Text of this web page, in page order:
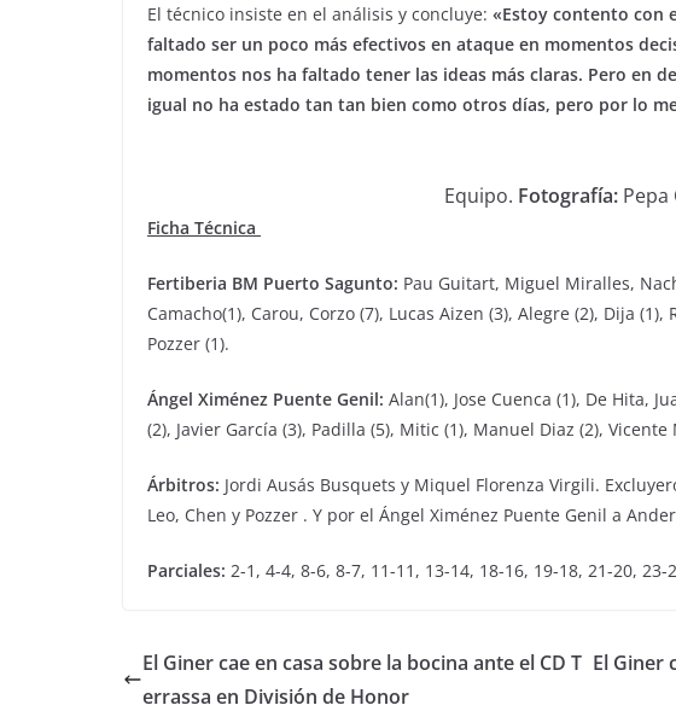
El técnico insiste en el análisis y concluye: «Estoy contento con
faltado ser un poco más efectivos en ataque en momentos
momentos nos ha faltado tener las ideas más claras. Pero en
igual no ha estado tan tan bien como otros días, pero por lo
Equipo. Fotografía:Pepa
Ficha Técnica
Fertiberia BM Puerto Sagunto: Pau Guitart, Miguel Miralles,
Camacho(1), Carou, Corzo (7), Lucas Aizen (3), Alegre (2), Dija
Pozzer (1).
Ángel Ximénez Puente Genil: Alan(1), Jose Cuenca (1), De Hita,
(2), Javier García (3), Padilla (5), Mitic (1), Manuel Diaz (2),
Árbitros: Jordi Ausás Busquets y Miquel Florenza Virgili.
Leo, Chen y Pozzer . Y por el Ángel Ximénez Puente Genil a
Parciales: 2-1, 4-4, 8-6, 8-7, 11-11, 13-14, 18-16, 19-18, 21-20, 23-
El Giner cae en casa sobre la bocina ante el CD T
errassa en División de Honor
El Giner